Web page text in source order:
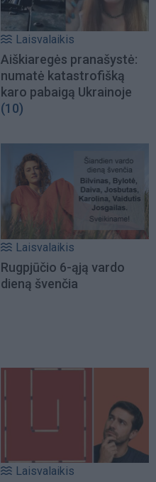
Laisvalaikis
Aiškiaregės pranašystė:
numatė katastrofišką
karo pabaigą Ukrainoje
(10)
Laisvalaikis
Rugpjūčio 6-ąją vardo
dieną švenčia
Laisvalaikis